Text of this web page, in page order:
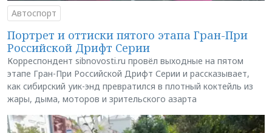
Автоспорт
Портрет и оттиски пятого этапа Гран-При
Российской Дрифт Серии
Корреспондент sibnovosti.ru провёл выходные на пятом
этапе Гран-При Российской Дрифт Серии и рассказывает,
как сибирский уик-энд превратился в плотный коктейль из
жары, дыма, моторов и зрительского азарта